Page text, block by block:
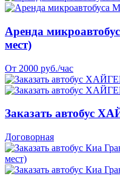
Аренда
мест)
От 2000 руб./час
Заказать автобус
Договорная